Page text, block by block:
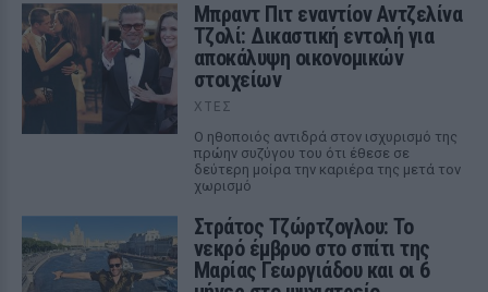
Μπραντ Πιτ εναντίον Αντζελίνα
Τζολί: Δικαστική εντολή για
αποκάλυψη οικονομικών
στοιχείων
ΧΤΕΣ
Ο ηθοποιός αντιδρά στον ισχυρισμό της
πρώην συζύγου του ότι έθεσε σε
δεύτερη μοίρα την καριέρα της μετά τον
χωρισμό
Στράτος Τζώρτζογλου: Το
νεκρό έμβρυο στο σπίτι της
Μαρίας Γεωργιάδου και οι 6